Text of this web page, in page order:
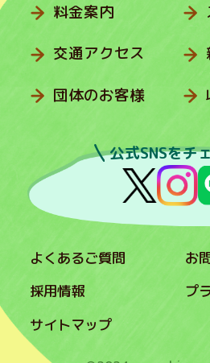
料金案内
交通アクセス
団体のお客様
公式SNSをチ
よくあるご質問
お
採用情報
プ
サイトマップ